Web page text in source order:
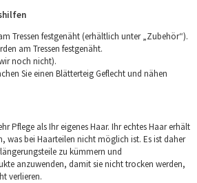
Tressen festgenäht (erhältlich unter „Zubehör“).
am Tressen festgenäht.
noch nicht).
Sie einen Blätterteig Geflecht und nähen
Pflege als Ihr eigenes Haar. Ihr echtes Haar erhält
was bei Haarteilen nicht möglich ist. Es ist daher
zu kümmern und
anzuwenden, damit sie nicht trocken werden,
verlieren.